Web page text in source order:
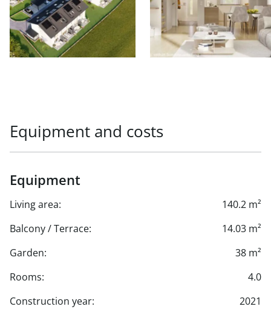
Equipment and costs
Equipment
Living area:
140.2 m²
Balcony / Terrace:
14.03 m²
Garden:
38 m²
Rooms:
4.0
Construction year:
2021